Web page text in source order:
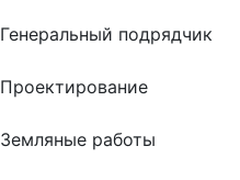
Генеральный подрядчик
Проектирование
Земляные работы